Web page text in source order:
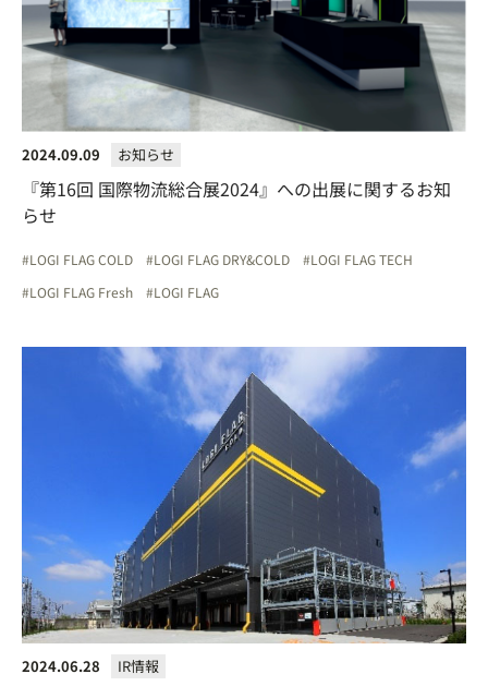
2024.09.09 お知らせ
『第16回 国際物流総合展2024』への出展に関するお知
らせ
LOGI FLAG COLD LOGI FLAG DRY&COLD
LOGI FLAG TECH
LOGI FLAG Fresh
LOGI FLAG
2024.06.28 IR情報